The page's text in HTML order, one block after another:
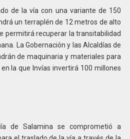
de la vía con una variante de 150
un terraplén de 12 metros de alto
permitirá recuperar la transitabilidad
La Gobernación y las Alcaldías de
de maquinaria y materiales para
la que Invías invertirá 100 millones
de Salamina se comprometió a